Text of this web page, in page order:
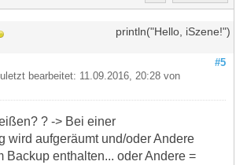
println("Hello, iSzene!")
#5
bearbeitet: 11.09.2016, 20:28 von
? -> Bei einer
wird aufgeräumt und/oder Andere
Backup enthalten... oder Andere =